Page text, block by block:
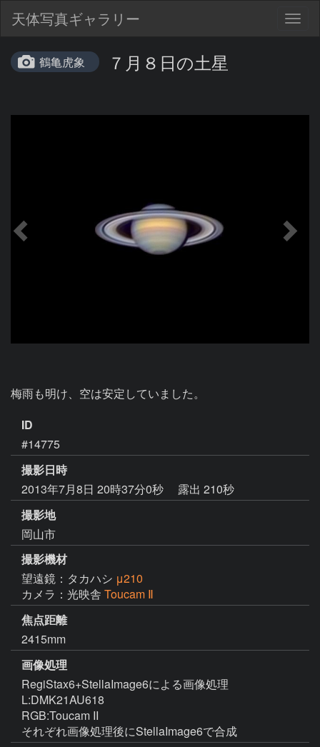
天体写真ギャラリー
鶴亀虎象 ７月８日の土星
ID
#14775
撮影日時
2013年7月8日 20時37分0秒
露出 210秒
撮影地
岡山市
撮影機材
望遠鏡：タカハシ μ210
カメラ：光映舎 Toucam Ⅱ
焦点距離
2415mm
画像処理
RegiStax6+StellaImage6による画像処理
L:DMK21AU618
RGB:Toucam II
それぞれ画像処理後にStellaImage6で合成